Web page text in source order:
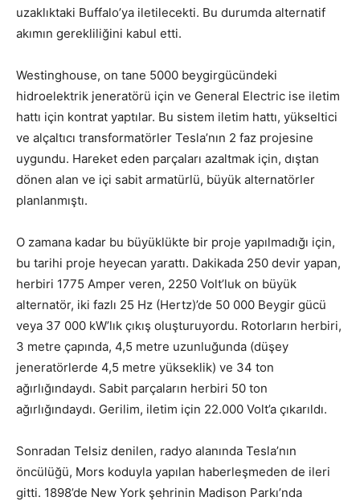
uzaklıktaki Buffalo’ya iletilecekti. Bu durumda alternatif
akımın gerekliliğini kabul etti.
Westinghouse, on tane 5000 beygirgücündeki
hidroelektrik jeneratörü için ve General Electric ise iletim
hattı için kontrat yaptılar. Bu sistem iletim hattı, yükseltici
ve alçaltıcı transformatörler Tesla’nın 2 faz projesine
uygundu. Hareket eden parçaları azaltmak için, dıştan
dönen alan ve içi sabit armatürlü, büyük alternatörler
planlanmıştı.
O zamana kadar bu büyüklükte bir proje yapılmadığı için,
bu tarihi proje heyecan yarattı. Dakikada 250 devir yapan,
herbiri 1775 Amper veren, 2250 Volt’luk on büyük
alternatör, iki fazlı 25 Hz (Hertz)’de 50 000 Beygir gücü
veya 37 000 kW’lık çıkış oluşturuyordu. Rotorların herbiri,
3 metre çapında, 4,5 metre uzunluğunda (düşey
jeneratörlerde 4,5 metre yükseklik) ve 34 ton
ağırlığındaydı. Sabit parçaların herbiri 50 ton
ağırlığındaydı. Gerilim, iletim için 22.000 Volt’a çıkarıldı.
Sonradan Telsiz denilen, radyo alanında Tesla’nın
öncülüğü, Mors koduyla yapılan haberleşmeden de ileri
gitti. 1898’de New York şehrinin Madison Parkı’nda